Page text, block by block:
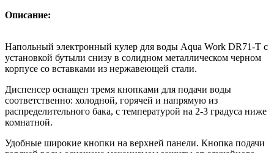
Описание:
Напольный электронный кулер для воды Aqua Work DR71-T с
установкой бутыли снизу в солидном металлическом черном
корпусе со вставками из нержавеющей стали.
Диспенсер оснащен тремя кнопками для подачи воды
соответственно: холодной, горячей и напрямую из
распределительного бака, с температурой на 2-3 градуса ниже
комнатной.
Удобные широкие кнопки на верхней панели. Кнопка подачи